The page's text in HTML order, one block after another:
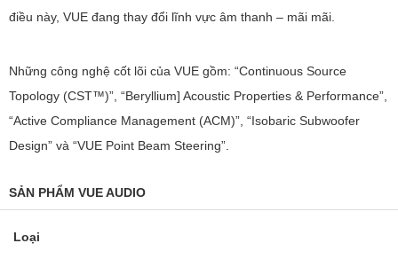
điều này, VUE đang thay đổi lĩnh vực âm thanh – mãi mãi.
Những công nghệ cốt lõi của VUE gồm: “Continuous Source
Topology (CST™)”, “Beryllium] Acoustic Properties & Performance”,
“Active Compliance Management (ACM)”, “Isobaric Subwoofer
Design” và “VUE Point Beam Steering”.
SẢN PHẨM VUE AUDIO
Loại